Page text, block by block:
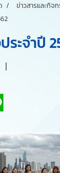
ข่าวสารและกิจ
ะจำปี
|